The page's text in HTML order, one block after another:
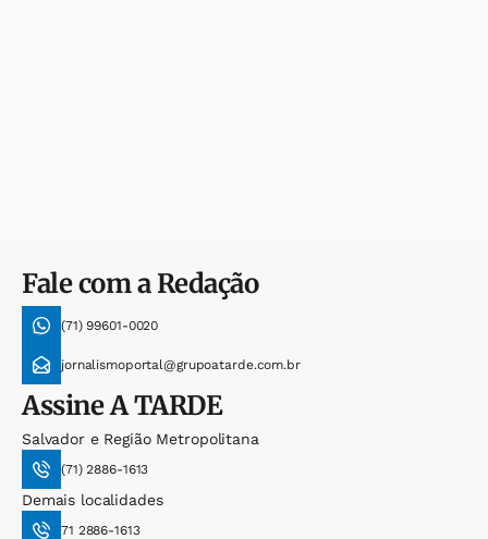
Fale com a Redação
(71) 99601-0020
jornalismoportal@grupoatarde.com.br
AssineA TARDE
Salvador e Região Metropolitana
(71) 2886-1613
Demais localidades
71 2886-1613